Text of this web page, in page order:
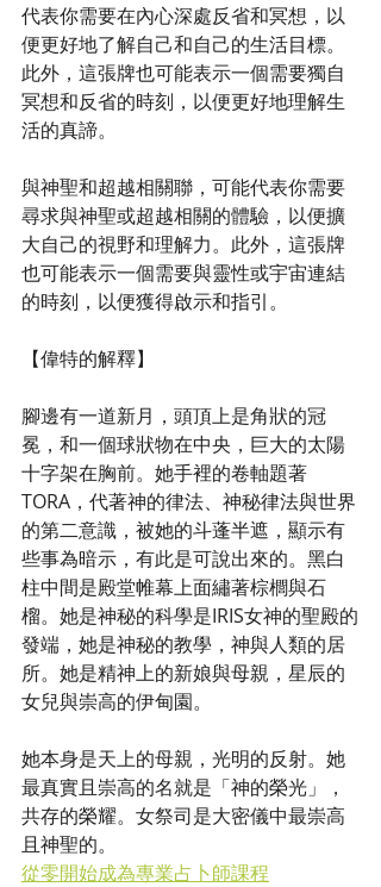
代表你需要在內心深處反省和冥想，以
便更好地了解自己和自己的生活目標。
此外，這張牌也可能表示一個需要獨自
冥想和反省的時刻，以便更好地理解生
活的真諦。
與神聖和超越相關聯，可能代表你需要
尋求與神聖或超越相關的體驗，以便擴
大自己的視野和理解力。此外，這張牌
也可能表示一個需要與靈性或宇宙連結
的時刻，以便獲得啟示和指引。
【偉特的解釋】
腳邊有一道新月，頭頂上是角狀的冠
冕，和一個球狀物在中央，巨大的太陽
十字架在胸前。她手裡的卷軸題著
TORA，代著神的律法、神秘律法與世界
的第二意識，被她的斗蓬半遮，顯示有
些事為暗示，有此是可說出來的。黑白
柱中間是殿堂帷幕上面繡著棕櫚與石
榴。她是神秘的科學是IRIS女神的聖殿的
發端，她是神秘的教學，神與人類的居
所。她是精神上的新娘與母親，星辰的
女兒與崇高的伊甸園。
她本身是天上的母親，光明的反射。她
最真實且崇高的名就是「神的榮光」，
共存的榮耀。女祭司是大密儀中最崇高
且神聖的。
從零開始成為專業占卜師課程